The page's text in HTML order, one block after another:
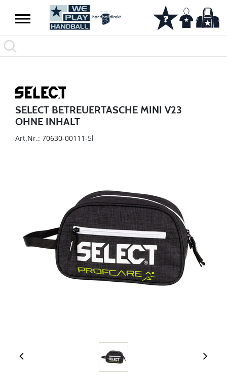
SELECT BETREUERTASCHE MINI V23
OHNE INHALT
Art.Nr.: 70630-00111-5l